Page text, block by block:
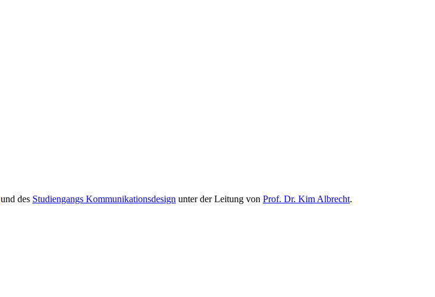
und des Studiengangs Kommunikationsdesign unter der Leitung von Prof. Dr. Kim Albrecht.